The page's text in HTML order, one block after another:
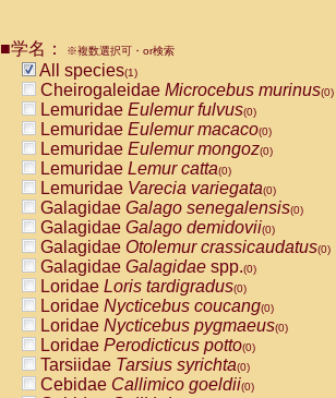
CebidaeCebus nigrivittatus
CebidaeCebus
CebidaeSaimiri boliviensis(0)
CebidaeSaimiri sciureus(0)
AtelidaeAlouatta caraya(0)
AtelidaeAlouatta fusca(0)
AtelidaeAlouatta seniculus
AtelidaeAlouattaspp.(0)
AtelidaeAteles belzebuth(0)
AtelidaeAteles geoffroyi(0)
AtelidaeAteles paniscus(0)
AtelidaeAtelesspp.(0)
Atelidae Lagothrix lagothricha
AtelidaeLagothrix lagothricha cana
PitheciidaeCacajao calvus
PitheciidaeCallicebus cupreus
PitheciidaeCallicebus donacophilus
PitheciidaeCallicebus moloch
■学名： ※複数選択可・or検索
All species(1)
Cheirogaleidae Microcebus murinus(0)
Lemuridae Eulemur fulvus(0)
Lemuridae Eulemur macaco(0)
Lemuridae Eulemur mongoz(0)
Lemuridae Lemur catta(0)
Lemuridae Varecia variegata(0)
Galagidae Galago senegalensis(0)
Galagidae Galago demidovii(0)
Galagidae Otolemur crassicaudatus(0)
Galagidae Galagidae spp.(0)
Loridae Loris tardigradus(0)
Loridae Nycticebus coucang(0)
Loridae Nycticebus pygmaeus(0)
Loridae Perodicticus potto(0)
Tarsiidae Tarsius syrichta(0)
Cebidae Callimico goeldii(0)